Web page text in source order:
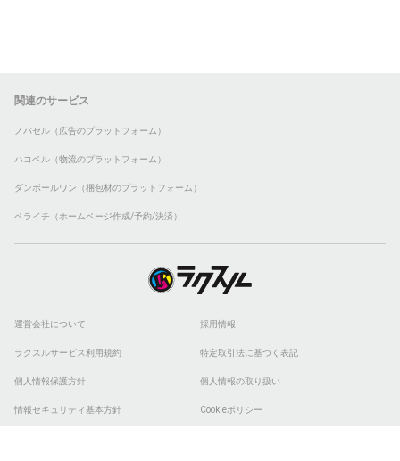
関連のサービス
ノバセル（広告のプラットフォーム）
ハコベル（物流のプラットフォーム）
ダンボールワン（梱包材のプラットフォーム）
ペライチ（ホームページ作成/予約/決済）
運営会社について 採用情報
ラクスルサービス利用規約 特定取引法に基づく表記
個人情報保護方針 個人情報の取り扱い
情報セキュリティ基本方針 Cookieポリシー